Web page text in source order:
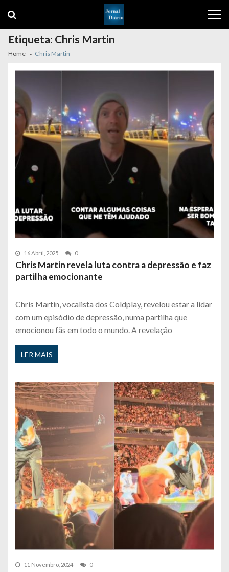
navigation
content
Etiqueta: Chris Martin
Home Chris Martin
16 Abril, 2025 0
Chris Martin revela luta contra a depressão e faz
partilha emocionante
Chris Martin, vocalista dos Coldplay, revelou estar a lidar
com um episódio de depressão, numa partilha que
emocionou fãs em todo o mundo. A revelação
LER MAIS
11 Novembro, 2024 0